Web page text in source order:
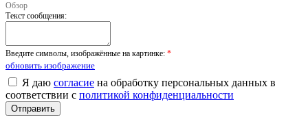
Обзор
Текст сообщения:
Введите символы, изображённые на картинке: *
обновить изображение
Я даю согласие на обработку персональных данных в
соответствии с политикой конфиденциальности